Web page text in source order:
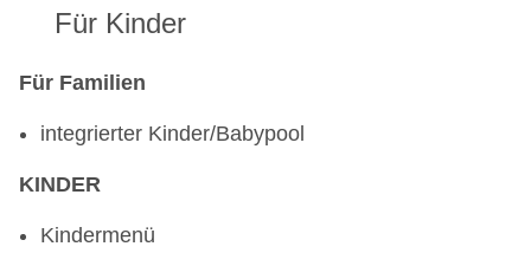
Für Kinder
Für Familien
integrierter Kinder/Babypool
KINDER
Kindermenü